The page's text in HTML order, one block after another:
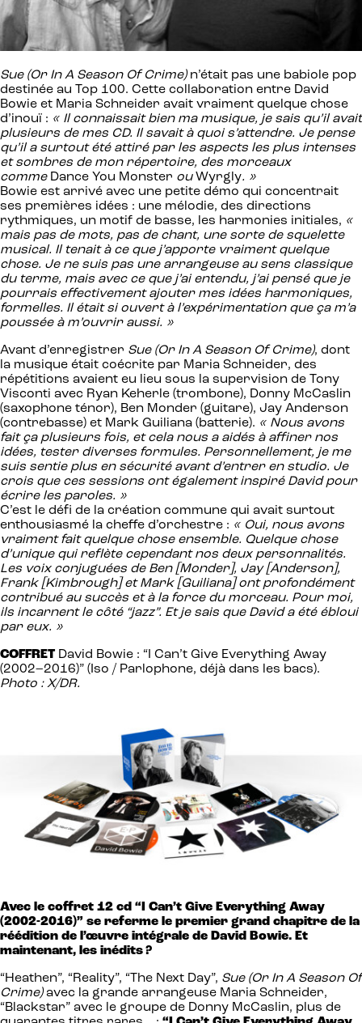
Sue (Or In A Season Of Crime)n’était pas une babiole pop
destinée au Top 100. Cette collaboration entre David
Bowie et Maria Schneider avait vraiment quelque chose
d’inouï : « Il connaissait bien ma musique, je sais qu’il avait
plusieurs de mes CD. Il savait à quoi s’attendre. Je pense
qu’il a surtout été attiré par les aspects les plus intenses
et sombres de mon répertoire, des morceaux
comme Dance You Monster ouWyrgly. »
Bowie est arrivé avec une petite démo qui concentrait
ses premières idées : une mélodie, des directions
rythmiques, un motif de basse, les harmonies initiales, «
mais pas de mots, pas de chant, une sorte de squelette
musical. Il tenait à ce que j’apporte vraiment quelque
chose. Je ne suis pas une arrangeuse au sens classique
du terme, mais avec ce que j’ai entendu, j’ai pensé que je
pourrais effectivement ajouter mes idées harmoniques,
formelles. Il était si ouvert à l’expérimentation que ça m’a
poussée à m’ouvrir aussi. »
Avant d’enregistrer Sue (Or In A Season Of Crime), dont
la musique était coécrite par Maria Schneider, des
répétitions avaient eu lieu sous la supervision de Tony
Visconti avec Ryan Keherle (trombone), Donny McCaslin
(saxophone ténor), Ben Monder (guitare), Jay Anderson
(contrebasse) et Mark Guiliana (batterie). « Nous avons
fait ça plusieurs fois, et cela nous a aidés à affiner nos
idées, tester diverses formules. Personnellement, je me
suis sentie plus en sécurité avant d’entrer en studio. Je
crois que ces sessions ont également inspiré David pour
écrire les paroles. »
C’est le défi de la création commune qui avait surtout
enthousiasmé la cheffe d’orchestre : « Oui, nous avons
vraiment fait quelque chose ensemble. Quelque chose
d’unique qui reflète cependant nos deux personnalités.
Les voix conjuguées de Ben [Monder], Jay [Anderson],
Frank [Kimbrough] et Mark [Guiliana] ont profondément
contribué au succès et à la force du morceau. Pour moi,
ils incarnent le côté “jazz”. Et je sais que David a été ébloui
par eux. »
COFFRET David Bowie : “I Can’t Give Everything Away
(2002–2016)” (Iso / Parlophone, déjà dans les bacs).
Photo : X/DR.
Avec le coffret 12 cd “I Can’t Give Everything Away
(2002-2016)” se referme le premier grand chapitre de la
réédition de l’œuvre intégrale de David Bowie. Et
maintenant, les inédits ?
“Heathen”, “Reality”, “The Next Day”, Sue (Or In A Season Of
Crime)avec la grande arrangeuse Maria Schneider,
“Blackstar” avec le groupe de Donny McCaslin, plus de